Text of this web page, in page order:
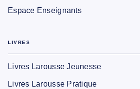
Espace Enseignants
LIVRES
Livres Larousse Jeunesse
Livres Larousse Pratique